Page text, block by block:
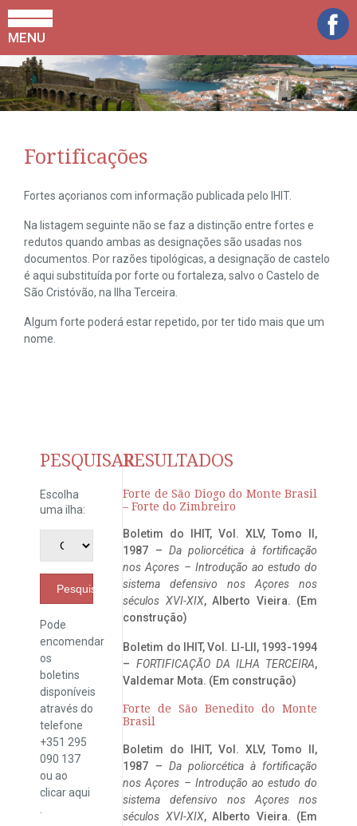
MENU
Fortificações
Fortes açorianos com informação publicada pelo IHIT.
Na listagem seguinte não se faz a distinção entre fortes e
redutos quando ambas as designações são usadas nos
documentos. Por razões tipológicas, a designação de castelo
é aqui substituída por forte ou fortaleza, salvo o Castelo de
São Cristóvão, na Ilha Terceira.
Algum forte poderá estar repetido, por ter tido mais que um
nome.
PESQUISAR
Escolha
uma ilha:
Pesquisar
Pode
encomendar
os
boletins
disponíveis
através do
telefone
+351 295
090 137
ou ao
clicaraqui
RESULTADOS
Forte de São Diogo do Monte Brasil
– Forte do Zimbreiro
Boletim do IHIT, Vol. XLV, Tomo II,
1987 – Da poliorcética à fortificação
nos Açores – Introdução ao estudo do
sistema defensivo nos Açores nos
séculos XVI-XIX, Alberto Vieira. (Em
construção)
Boletim do IHIT, Vol. LI-LII, 1993-1994
– FORTIFICAÇÃO DA ILHA TERCEIRA,
Valdemar Mota. (Em construção)
Forte de São Benedito do Monte
Brasil
Boletim do IHIT, Vol. XLV, Tomo II,
1987 – Da poliorcética à fortificação
nos Açores – Introdução ao estudo do
sistema defensivo nos Açores nos
séculos XVI-XIX, Alberto Vieira. (Em